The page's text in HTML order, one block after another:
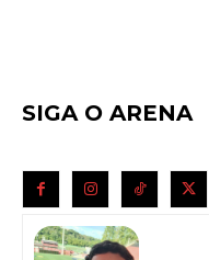
SIGA O ARENA